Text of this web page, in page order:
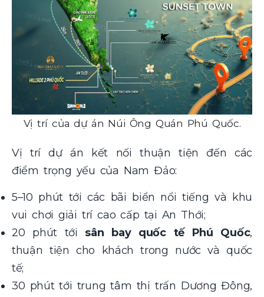
Vị trí của dự án Núi Ông Quán Phú Quốc.
Vị trí dự án kết nối thuận tiện đến các
điểm trọng yếu của Nam Đảo:
5–10 phút tới các bãi biển nổi tiếng và khu
vui chơi giải trí cao cấp tại An Thới;
20 phút tới sân bay quốc tế Phú Quốc,
thuận tiện cho khách trong nước và quốc
tế;
30 phút tới trung tâm thị trấn Dương Đông,